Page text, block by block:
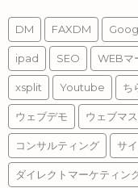
DM FAXDM
ipad SEO WEBマ
xsplit Youtube ち
ウェブデモ ウェブマ
コンサルティング サ
ダイレクトマーケティン